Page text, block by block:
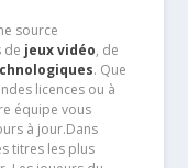
source
de jeux vidéo, de
. Que
licences ou à
équipe vous
à jour.Dans
titres les plus